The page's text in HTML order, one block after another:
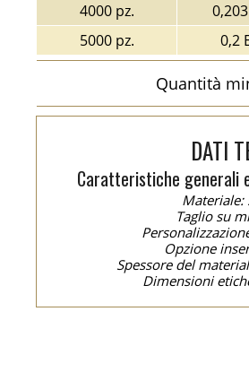
4000 pz.
5000 pz.
0,2
Quantità
DATI
Caratteristiche generali
Materiale:
Taglio su
Opzione
Spessore del
Dimensioni